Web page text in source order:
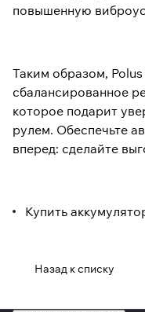
повышенную
Таким образом,
сбалансированное
которое подарит
рулем. Обеспечьте
вперед: сделайте
Купить
Назад к списку